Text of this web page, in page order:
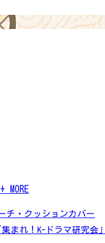
+ MORE
チ・クッションカバー
まれ！K-ドラマ研究会